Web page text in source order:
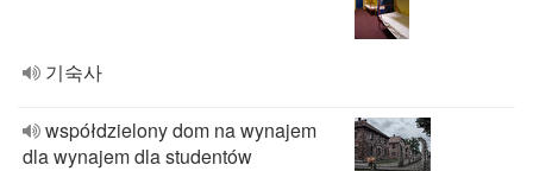
기숙사
współdzielony dom na wynajem
dla wynajem dla studentów